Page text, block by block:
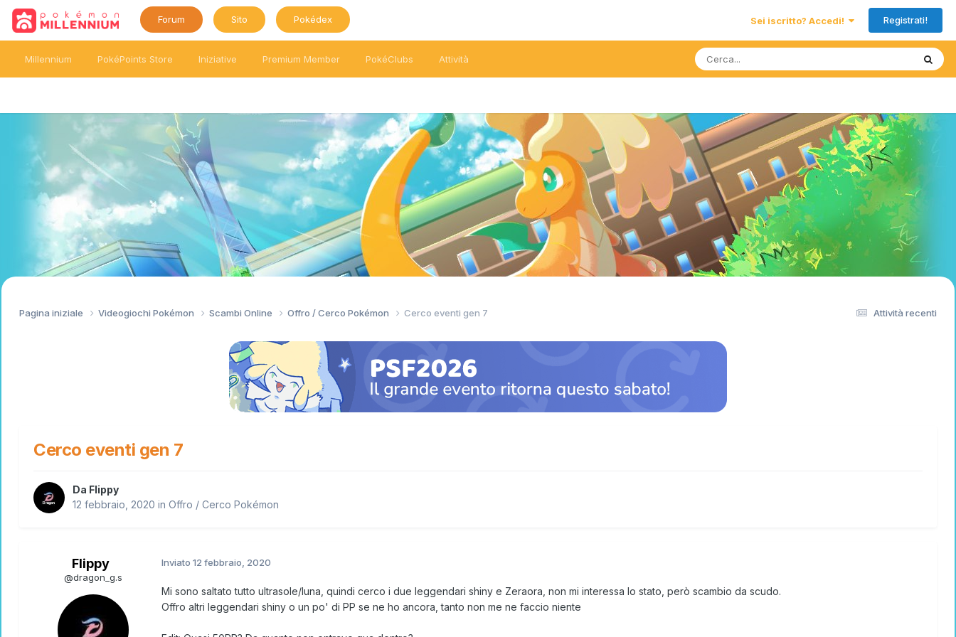
Forum Sito Pokédex Sei iscritto? Accedi! Registrati!
Millennium PokéPoints Store Iniziative Premium Member PokéClubs Attività
Attività recenti
Pagina iniziale Videogiochi Pokémon Scambi Online Offro / Cerco Pokémon Cerco eventi gen 7
Cerco eventi gen 7
Da Flippy
12 febbraio, 2020 in Offro / Cerco Pokémon
Flippy
@dragon_g.s
Inviato 12 febbraio, 2020
Mi sono saltato tutto ultrasole/luna, quindi cerco i due leggendari shiny e Zeraora, non mi interessa lo stato, però scambio da scudo.
Offro altri leggendari shiny o un po' di PP se ne ho ancora, tanto non me ne faccio niente